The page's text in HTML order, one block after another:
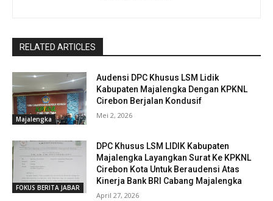
RELATED ARTICLES
Majalengka
Audensi DPC Khusus LSM Lidik
Kabupaten Majalengka Dengan KPKNL
Cirebon Berjalan Kondusif
Mei 2, 2026
FOKUS BERITA JABAR
DPC Khusus LSM LIDIK Kabupaten
Majalengka Layangkan Surat Ke KPKNL
Cirebon Kota Untuk Beraudensi Atas
Kinerja Bank BRI Cabang Majalengka
April 27, 2026